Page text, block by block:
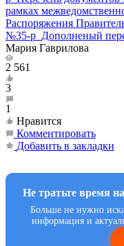
рамках
Распоряжения
№35-р_Дополненый
Мария Гаврилова
2 561
3
1
Нравится
Комментировать
Добавить в закладки
Не тратьте время
Больше не нужно
информация и